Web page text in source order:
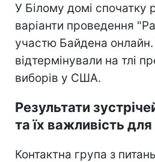
У Білому домі спочатку
варіанти проведення
участю Байдена
відтермінували на тлі
виборів у США.
Результати
та їх важливість
Контактна група з